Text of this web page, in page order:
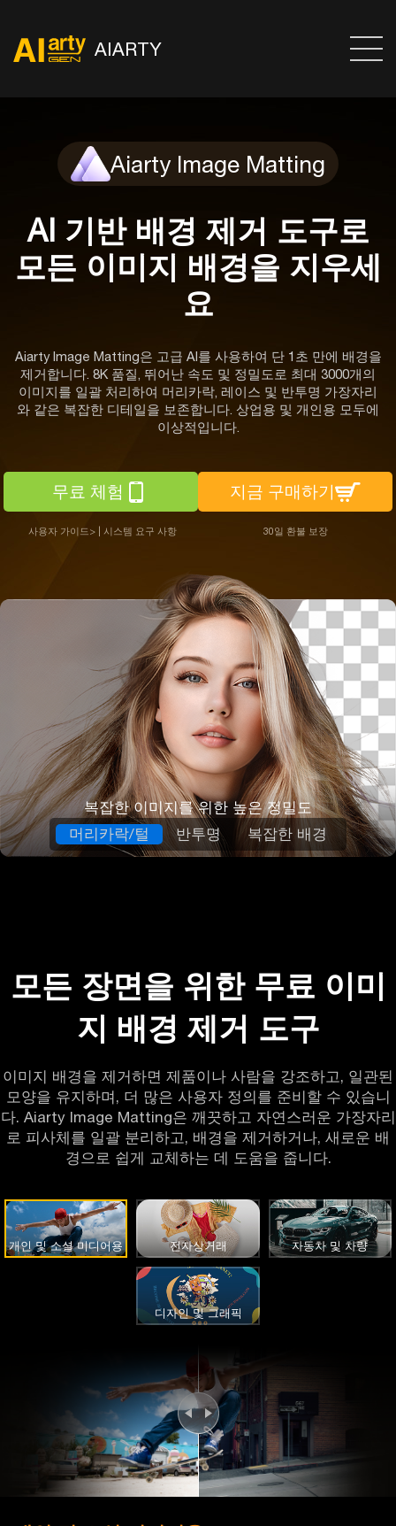
AIARTY
Aiarty Image Matting
AI 기반 배경 제거 도구로
모든 이미지 배경을 지우세
요
Aiarty Image Matting은 고급 AI를 사용하여 단 1초 만에 배경을
제거합니다. 8K 품질, 뛰어난 속도 및 정밀도로 최대 3000개의
이미지를 일괄 처리하여 머리카락, 레이스 및 반투명 가장자리
와 같은 복잡한 디테일을 보존합니다. 상업용 및 개인용 모두에
이상적입니다.
무료 체험
사용자 가이드>| 시스템 요구 사항
지금 구매하기
30일 환불 보장
복잡한 이미지를 위한 높은 정밀도
머리카락/털
반투명 복잡한 배경
모든 장면을 위한 무료 이미
지 배경 제거 도구
이미지 배경을 제거하면 제품이나 사람을 강조하고, 일관된
모양을 유지하며, 더 많은 사용자 정의를 준비할 수 있습니
다. Aiarty Image Matting은 깨끗하고 자연스러운 가장자리
로 피사체를 일괄 분리하고, 배경을 제거하거나, 새로운 배
경으로 쉽게 교체하는 데 도움을 줍니다.
개인 및 소셜 미디어용 전자상거래 자동차 및 차량
디자인 및 그래픽